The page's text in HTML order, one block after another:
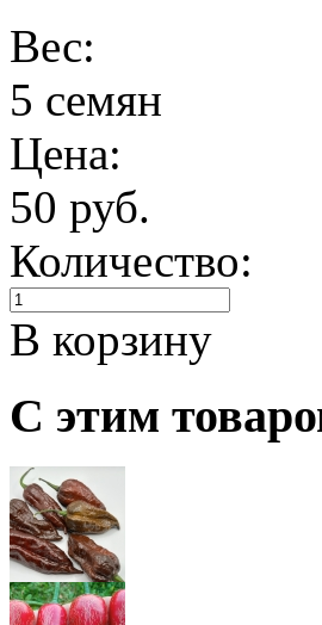
Вес:
5 семян
Цена:
50 руб.
Количество:
В корзину
С этим